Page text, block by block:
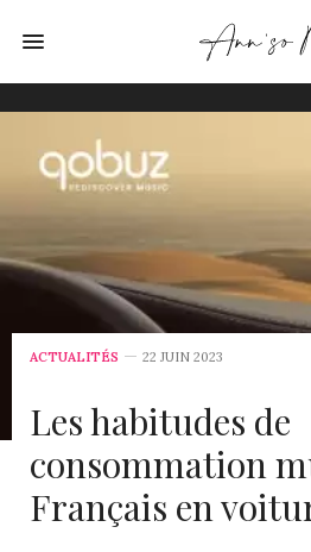
ACTUALITÉS 22 JUIN 2023
Les habitudes de
consommation
Français en